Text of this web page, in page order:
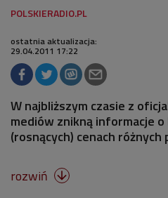
ostatnia aktualizacja:
29.04.2011 17:22
W najbliższym czasie z
mediów znikną informacje
(rosnących) cenach
rozwiń 